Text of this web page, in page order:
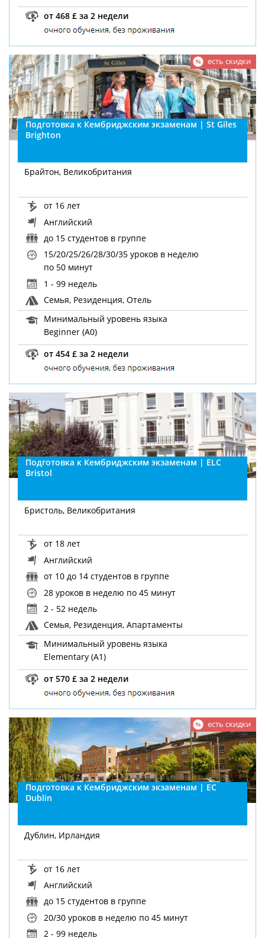
от 468 £ за 2 недели
Подготовка к Кембриджским экзаменам | St Giles
Brighton
есть скидки
Брайтон, Великобритания
от 16 лет
Английский
до 15 студентов в группе
15/20/25/26/28/30/35 уроков в неделю
по 50 минут
1 - 99 недель
Семья, Резиденция, Отель
Минимальный уровень языка
Beginner (A0)
от 454 £ за 2 недели
Подготовка к Кембриджским экзаменам | ELC
Bristol
Бристоль, Великобритания
от 18 лет
Английский
от 10 до 14 студентов в группе
28 уроков в неделю по 45 минут
2 - 52 недель
Семья, Резиденция, Апартаменты
Минимальный уровень языка
Elementary (A1)
от 570 £ за 2 недели
Подготовка к Кембриджским экзаменам | EC
Dublin
есть скидки
Дублин, Ирландия
от 16 лет
Английский
до 15 студентов в группе
20/30 уроков в неделю по 45 минут
2 - 99 недель